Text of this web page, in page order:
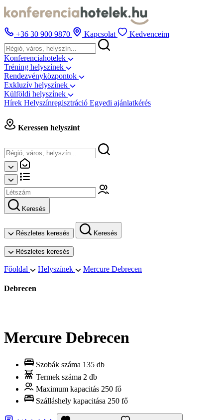
+36 30 900 9870 Kapcsolat Kedvenceim
Konferenciahotelek
Tréning helyszínek
Rendezvényközpontok
Exkluzív helyszínek
Külföldi helyszínek
Hírek Helyszínregisztráció Egyedi ajánlatkérés
Keressen helyszínt
Keresés
Részletes keresés Keresés
Részletes keresés
Főoldal Helyszínek Mercure Debrecen
Debrecen
Mercure Debrecen
Szobák száma 135 db
Termek száma 2 db
Maximum kapacitás 250 fő
Szálláshely kapacitása 250 fő